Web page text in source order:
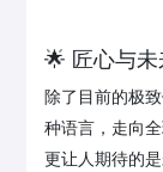
🌟 匠心与
除了目前的极
种语言，走向全
更让人期待的